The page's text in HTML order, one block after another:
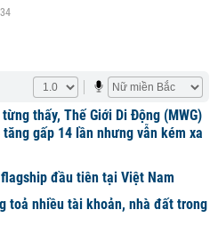
thấy, Thế Giới Di Động (MWG)
gấp 14 lần nhưng vẫn kém xa
đầu tiên tại Việt Nam
toả nhiều tài khoản, nhà đất trong